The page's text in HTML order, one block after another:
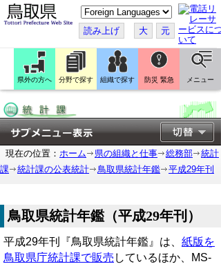
こ
の
ペ
ー
ジ
翻
訳
す
読み上げ 大 元
県外の方へ 分野で探す 組織で探す 防災 緊急 メニュー
現在の位置： ホーム 県の組織と仕事 総務部
統計
課
統計課の公表統計 鳥取県統計年鑑 平成29年刊
鳥取県統計年鑑（平成29年刊）
平成29年刊『鳥取県統計年鑑』は、 紙版を
鳥取県庁統計課で販売 しているほか、MS-